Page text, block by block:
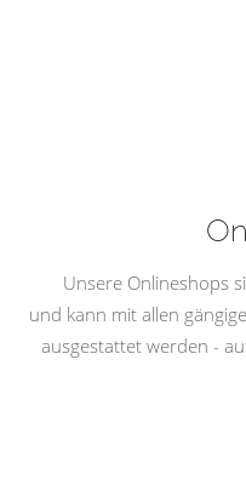
Unsere Onlineshops
und kann mit allen
ausgestattet werden -